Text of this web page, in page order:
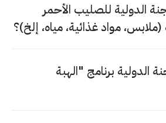
الدولية للصليب الأحمر
مواد غذائية، مياه، إلخ)؟
الدولية برنامج "الهبة